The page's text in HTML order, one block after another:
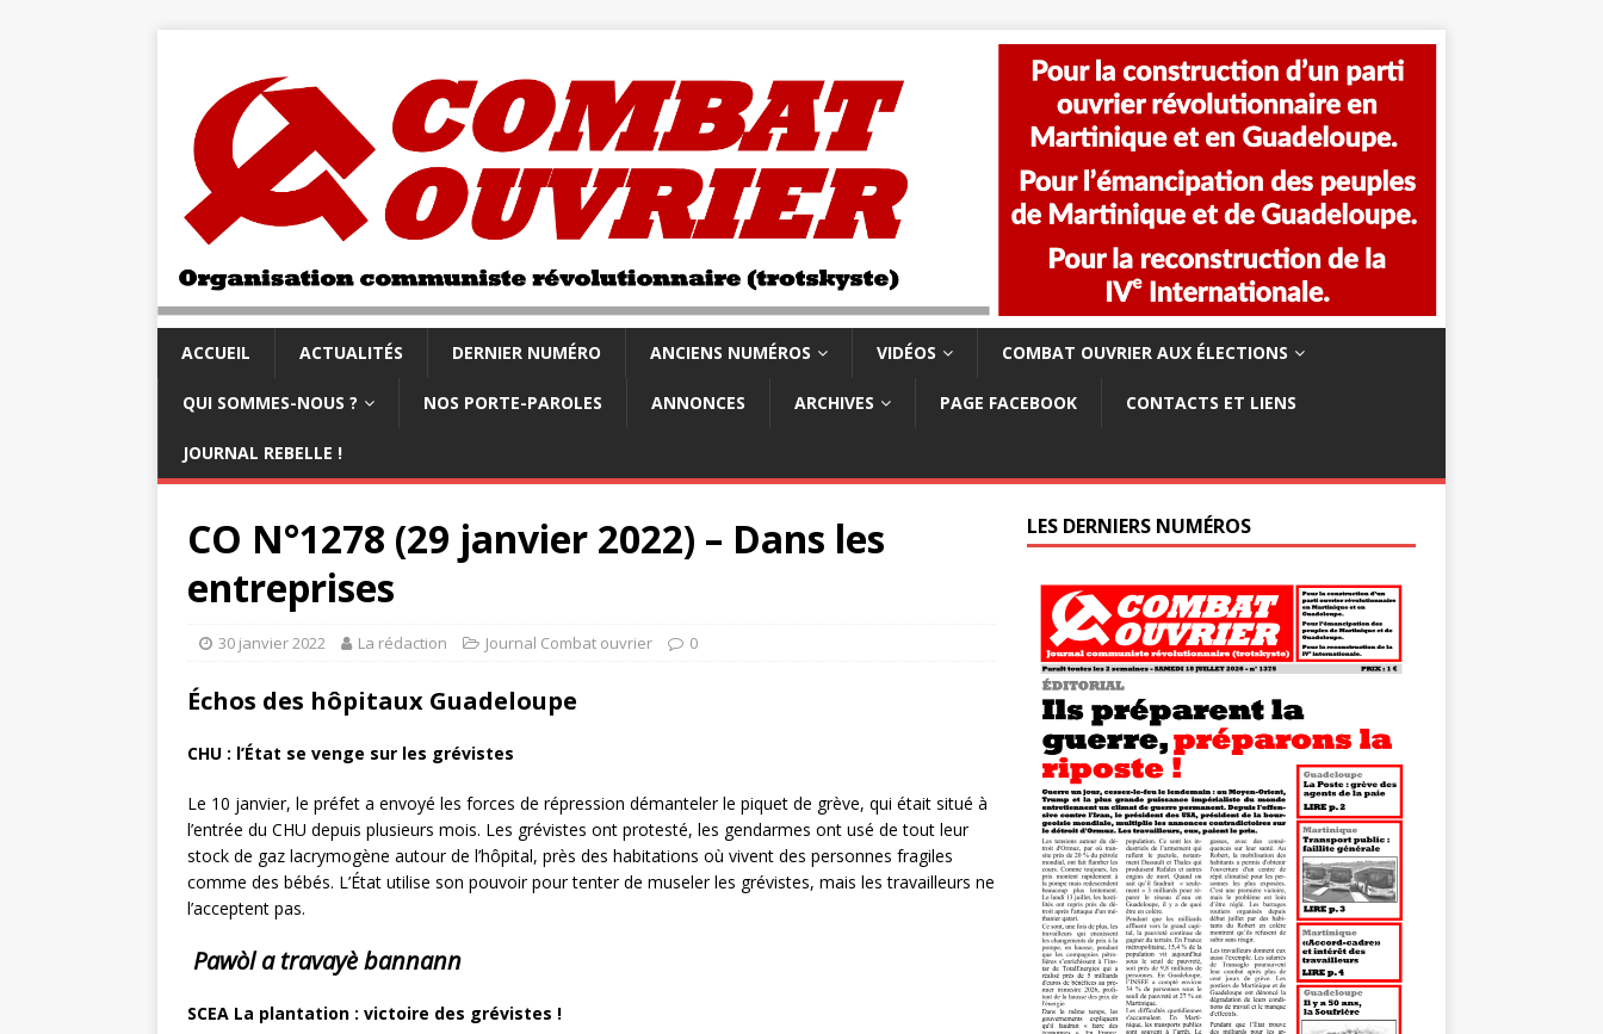
ACCUEIL ACTUALITÉS DERNIER NUMÉRO ANCIENS NUMÉROS VIDÉOS COMBAT OUVRIER AUX ÉLECTIONS
QUI SOMMES-NOUS ? NOS PORTE-PAROLES ANNONCES ARCHIVES PAGE FACEBOOK CONTACTS ET LIENS
JOURNAL REBELLE !
CO N°1278 (29 janvier 2022) – Dans les
entreprises
30 janvier 2022 La rédaction Journal Combat ouvrier 0
Échos des hôpitaux Guadeloupe
CHU : l’État se venge sur les grévistes
Le 10 janvier, le préfet a envoyé les forces de répression démanteler le piquet de grève, qui était situé à
l’entrée du CHU depuis plusieurs mois. Les grévistes ont protesté, les gendarmes ont usé de tout leur
stock de gaz lacrymogène autour de l’hôpital, près des habitations où vivent des personnes fragiles
comme des bébés. L’État utilise son pouvoir pour tenter de museler les grévistes, mais les travailleurs ne
l’acceptent pas.
Pawòl a travayè bannann
SCEA La plantation : victoire des grévistes !
LES DERNIERS NUMÉROS